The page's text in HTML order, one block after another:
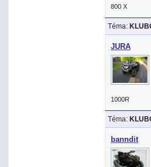
800 X
Téma:
JURA
1000R
Téma:
banndit